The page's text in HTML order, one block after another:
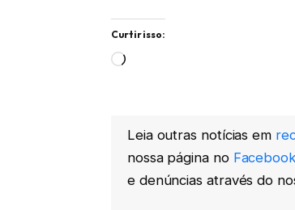
Curtir isso:
Carregando...
Leia outras notícias em
nossa página no Facebook
e denúncias através do